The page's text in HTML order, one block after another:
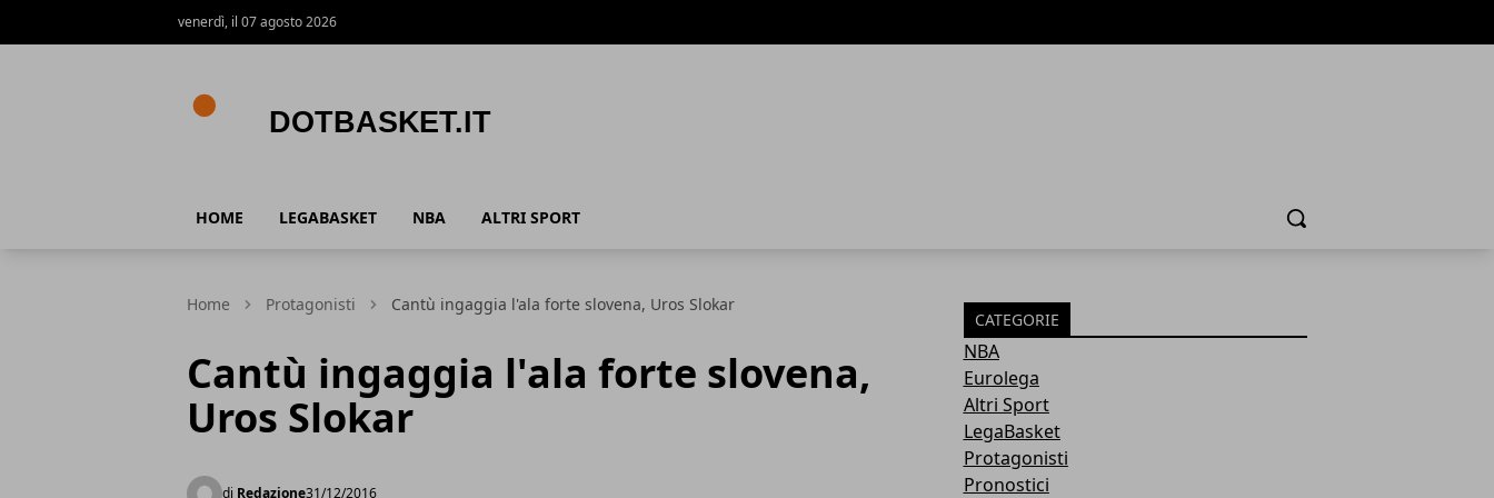
venerdì, il 07 agosto 2026
HOME LEGABASKET NBA ALTRI SPORT Cerca
Home Protagonisti Cantù ingaggia l'ala forte slovena, Uros Slokar
Cantù ingaggia l'ala forte slovena,
Uros Slokar
di Redazione31/12/2016
CATEGORIE
NBA
Eurolega
Altri Sport
LegaBasket
Protagonisti
Pronostici